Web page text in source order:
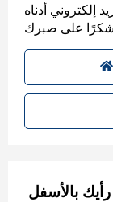
أدناه
رأيك بالأسفل